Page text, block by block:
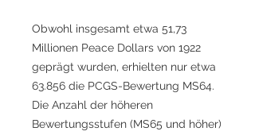
Obwohl insgesamt etwa 51,73
Millionen Peace Dollars von 1922
geprägt wurden, erhielten nur etwa
63.856 die PCGS-Bewertung MS64.
Die Anzahl der höheren
Bewertungsstufen (MS65 und höher)